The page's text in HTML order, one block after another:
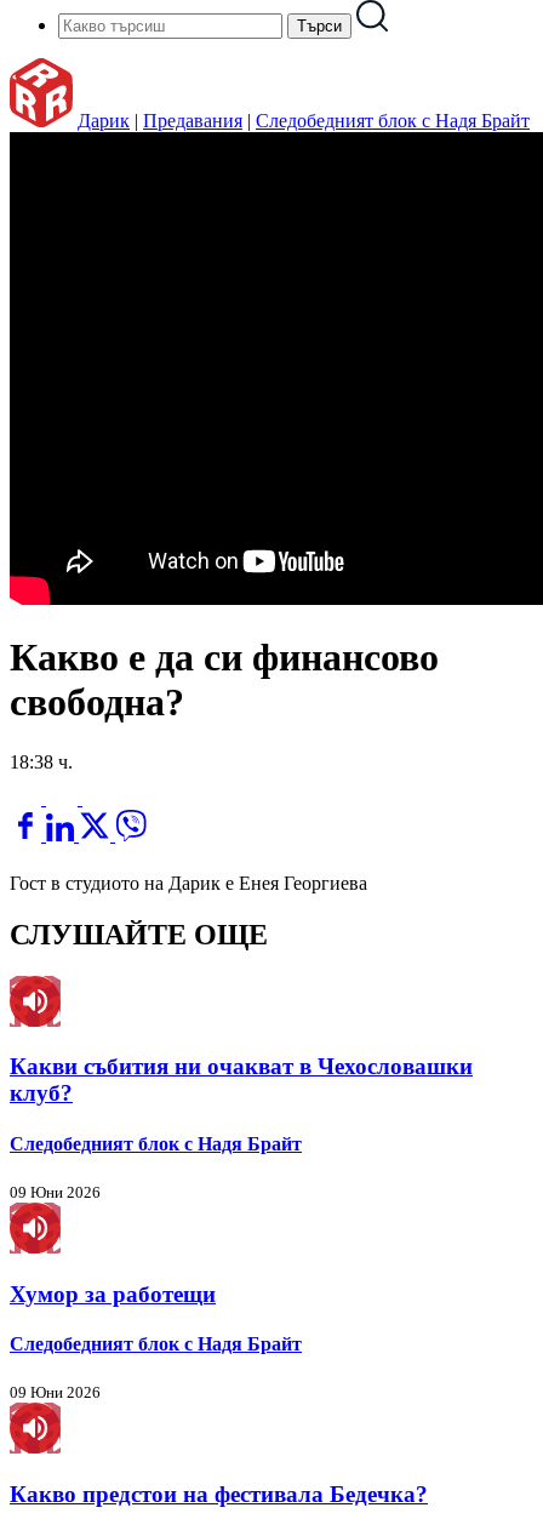
Дарик | Предавания | Следобедният блок с Надя Брайт
Какво е да си финансово
свободна?
18:38 ч.
Гост в студиото на Дарик е Енея Георгиева
СЛУШАЙТЕ ОЩЕ
Какви събития ни очакват в Чехословашки
клуб?
Следобедният блок с Надя Брайт
09 Юни 2026
Хумор за работещи
Следобедният блок с Надя Брайт
09 Юни 2026
Какво предстои на фестивала Бедечка?